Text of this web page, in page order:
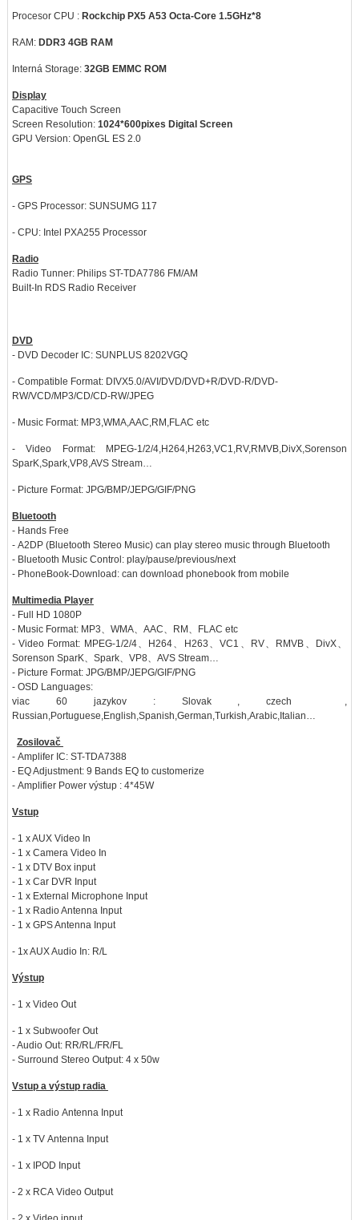
Procesor CPU : Rockchip PX5 A53 Octa-Core 1.5GHz*8
RAM: DDR3 4GB RAM
Interná Storage: 32GB EMMC ROM
Display
Capacitive Touch Screen
Screen Resolution: 1024*600pixes Digital Screen
GPU Version: OpenGL ES 2.0
GPS
- GPS Processor: SUNSUMG 117
- CPU: Intel PXA255 Processor
Radio
Radio Tunner: Philips ST-TDA7786 FM/AM
Built-In RDS Radio Receiver
DVD
- DVD Decoder IC: SUNPLUS 8202VGQ
- Compatible Format: DIVX5.0/AVI/DVD/DVD+R/DVD-R/DVD-
RW/VCD/MP3/CD/CD-RW/JPEG
- Music Format: MP3,WMA,AAC,RM,FLAC etc
- Video Format: MPEG-1/2/4,H264,H263,VC1,RV,RMVB,DivX,Sorenson
SparK,Spark,VP8,AVS Stream…
- Picture Format: JPG/BMP/JEPG/GIF/PNG
Bluetooth
- Hands Free
- A2DP (Bluetooth Stereo Music) can play stereo music through Bluetooth
- Bluetooth Music Control: play/pause/previous/next
- PhoneBook-Download: can download phonebook from mobile
Multimedia Player
- Full HD 1080P
- Music Format: MP3、WMA、AAC、RM、FLAC etc
- Video Format: MPEG-1/2/4、H264、H263、VC1、RV、RMVB、DivX、
Sorenson SparK、Spark、VP8、AVS Stream…
- Picture Format: JPG/BMP/JEPG/GIF/PNG
- OSD Languages:
viac 60 jazykov : Slovak , czech ,
Russian,Portuguese,English,Spanish,German,Turkish,Arabic,Italian…
Zosilovač
- Amplifer IC: ST-TDA7388
- EQ Adjustment: 9 Bands EQ to customerize
- Amplifier Power výstup : 4*45W
Vstup
- 1 x AUX Video In
- 1 x Camera Video In
- 1 x DTV Box input
- 1 x Car DVR Input
- 1 x External Microphone Input
- 1 x Radio Antenna Input
- 1 x GPS Antenna Input
- 1x AUX Audio In: R/L
Výstup
- 1 x Video Out
- 1 x Subwoofer Out
- Audio Out: RR/RL/FR/FL
- Surround Stereo Output: 4 x 50w
Vstup a výstup radia
- 1 x Radio Antenna Input
- 1 x TV Antenna Input
- 1 x IPOD Input
- 2 x RCA Video Output